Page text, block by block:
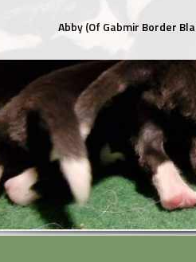
Abby (Of Gabmir Border